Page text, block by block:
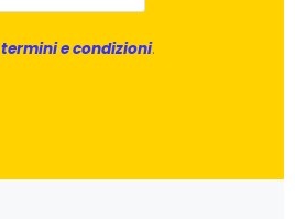
termini e condizioni.